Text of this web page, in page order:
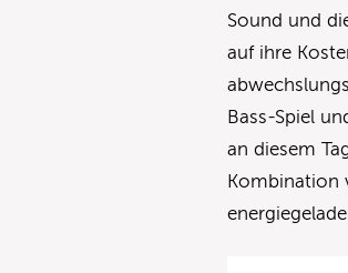
Sound und
auf ihre
Bass-Spiel
an diesem
Kombination